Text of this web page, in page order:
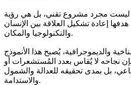
ليست مجرد مشروع تقني، بل هي رؤية
إعادة تشكيل العلاقة بين الإنسان
والتكنولوجيا والمكان.
والديموجرافية، يُصبح هذا الأنموذج
نجاحه لا يُقاس بعدد المُستشعرات أو
بل بمدى تحقيقه للعدالة والشمول
والاستدامة.